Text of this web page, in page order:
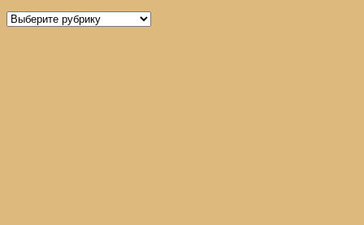
Рубрики